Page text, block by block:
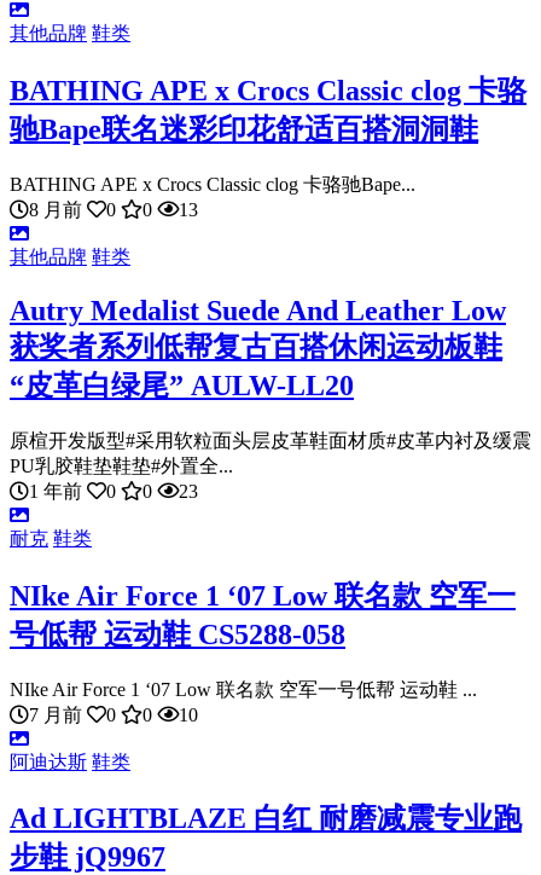
其他品牌 鞋类
BATHING APE x Crocs Classic clog 卡骆
驰Bape联名迷彩印花舒适百搭洞洞鞋
BATHING APE x Crocs Classic clog 卡骆驰Bape...
8 月前
0 0 13
其他品牌 鞋类
Autry Medalist Suede And Leather Low
获奖者系列低帮复古百搭休闲运动板鞋
“皮革白绿尾” AULW-LL20
原楦开发版型#采用软粒面头层皮革鞋面材质#皮革内衬及缓震
PU乳胶鞋垫鞋垫#外置全...
1 年前
0 0 23
耐克 鞋类
NIke Air Force 1 ‘07 Low 联名款 空军一
号低帮 运动鞋 CS5288-058
NIke Air Force 1 ‘07 Low 联名款 空军一号低帮 运动鞋 ...
7 月前
0 0 10
阿迪达斯 鞋类
Ad LIGHTBLAZE 白红 耐磨减震专业跑
步鞋 jQ9967